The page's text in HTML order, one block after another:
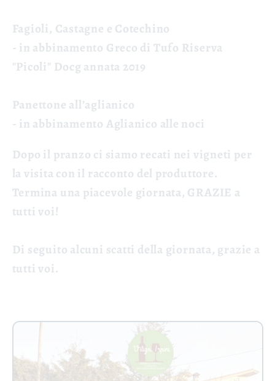
Fagioli, Castagne e Cotechino
- in abbinamento Greco di Tufo Riserva
"Picoli" Docg annata 2019
Panettone all’aglianico
- in abbinamento Aglianico alle noci
Dopo il pranzo ci siamo recati nei vigneti per
la visita con il racconto del produttore.
Termina una piacevole giornata, GRAZIE a
tutti voi!
Di seguito alcuni scatti della giornata, grazie a
tutti voi.